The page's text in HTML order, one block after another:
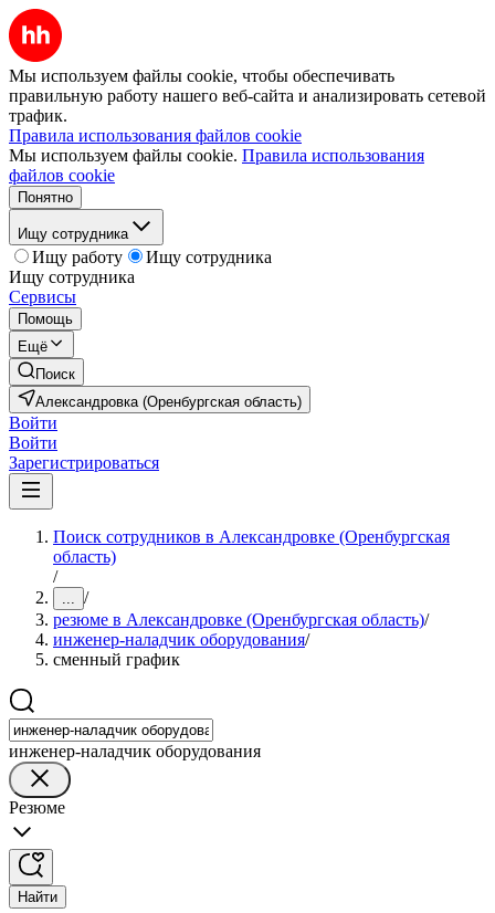
Мы используем файлы cookie, чтобы обеспечивать
правильную работу нашего веб-сайта и анализировать сетевой
трафик.
Правила использования файлов cookie
Мы используем файлы cookie. Правила использования
файлов cookie
Понятно
Ищу сотрудника
Ищу работу
Ищу сотрудника
Ищу сотрудника
Сервисы
Помощь
Ещё
Поиск
Александровка (Оренбургская область)
Войти
Войти
Зарегистрироваться
Поиск сотрудников в Александровке (Оренбургская
область)
/
... /
резюме в Александровке (Оренбургская область)/
инженер-наладчик оборудования/
сменный график
инженер-наладчик оборудования
Резюме
Найти